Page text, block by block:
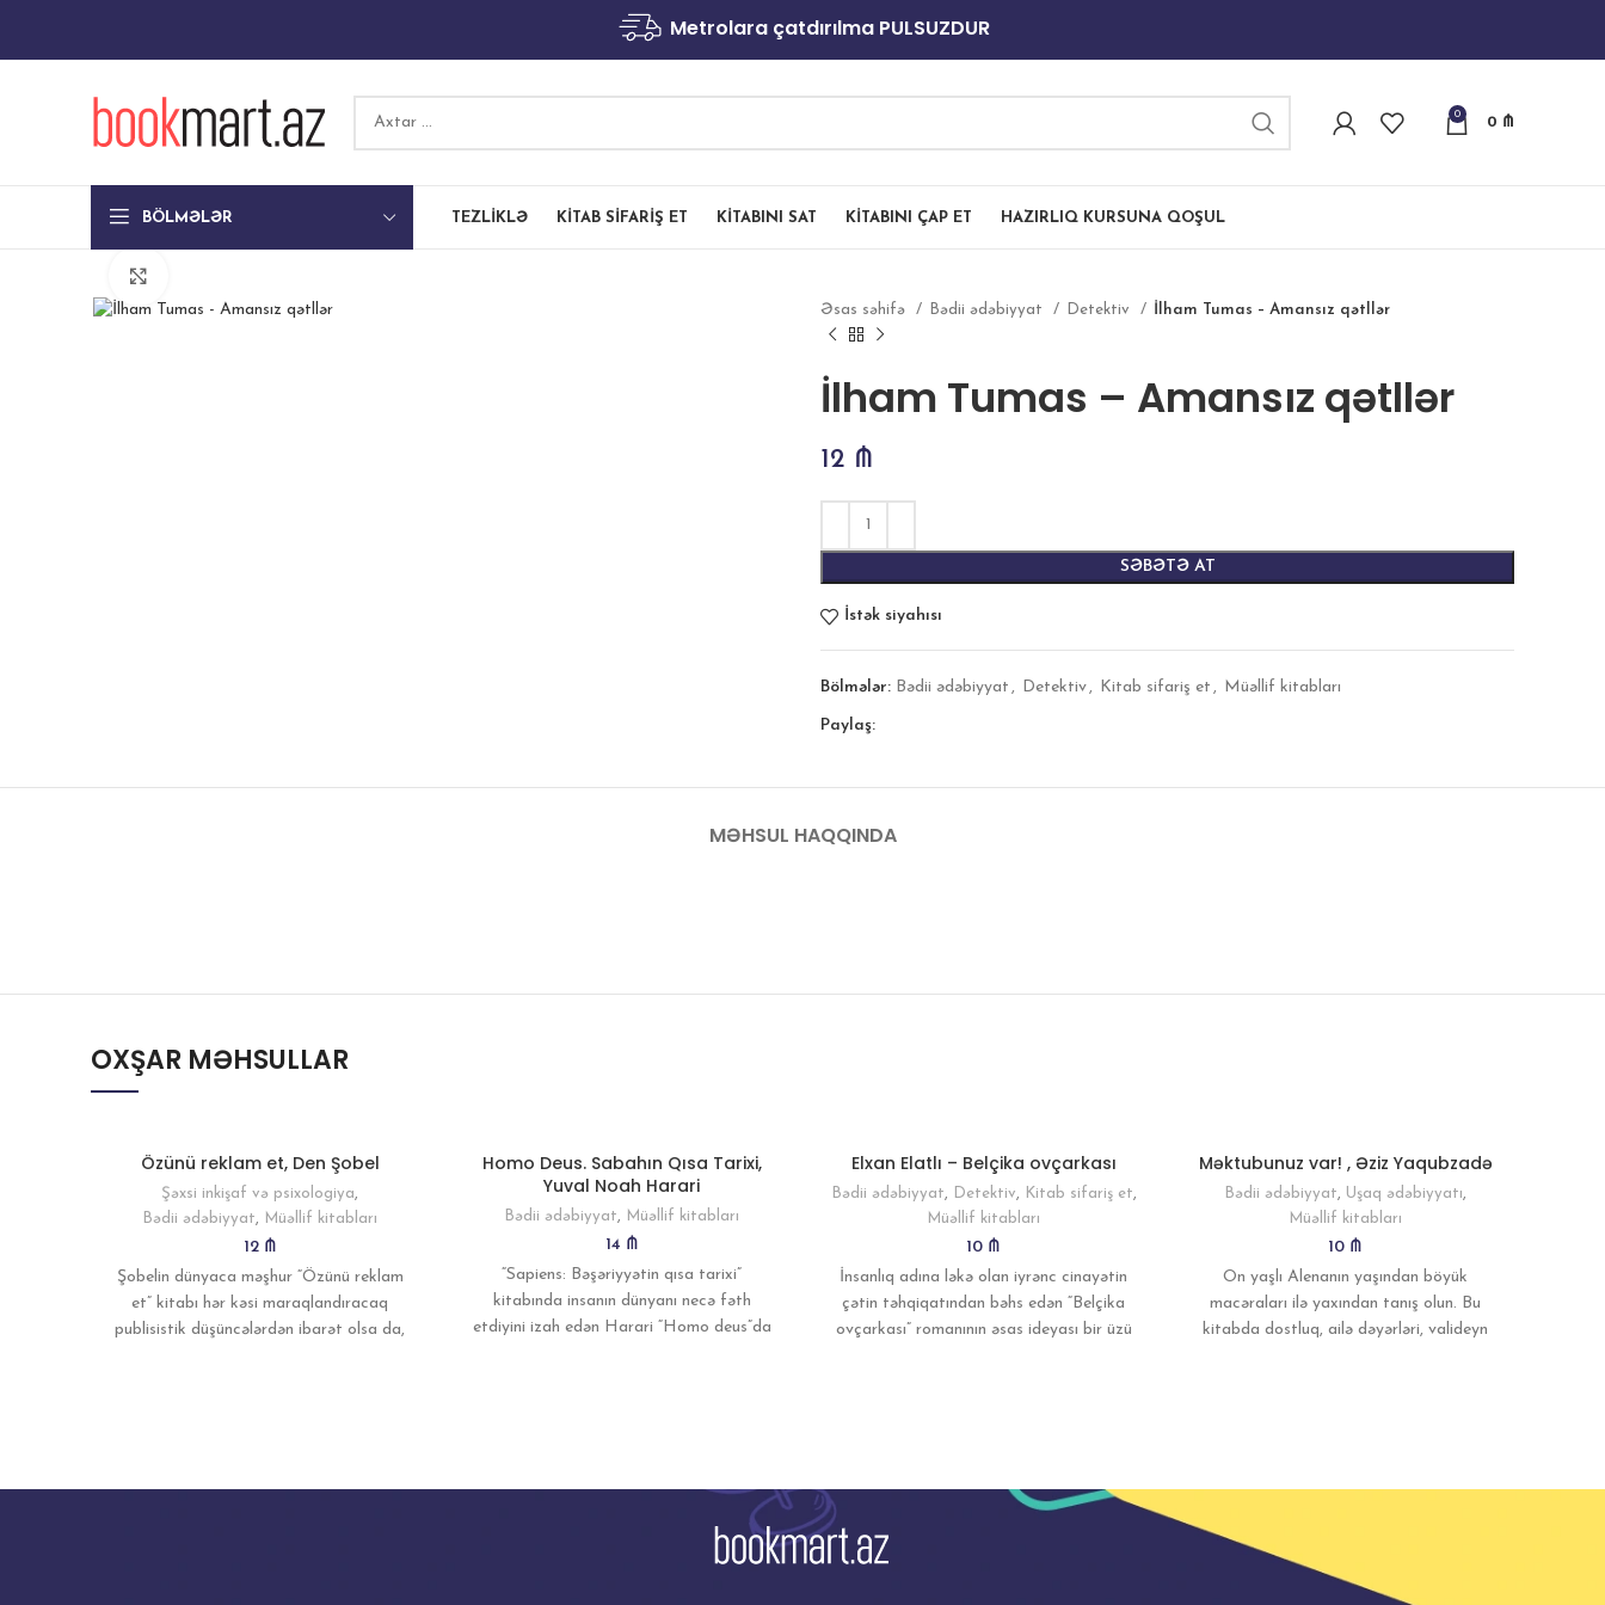
Metrolara çatdırılma PULSUZDUR
0
0 ₼
BÖLMƏLƏR TEZLIKLƏ KITAB SIFARIŞ ET KITABINI SAT KITABINI ÇAP ET HAZIRLIQ KURSUNA QOŞUL
Əsas səhifə Bədii ədəbiyyat Detektiv İlham Tumas – Amansız qətllər
İlham Tumas – Amansız qətllər
12 ₼
SƏBƏTƏ AT
İstək siyahısı
Bölmələr: Bədii ədəbiyyat , Detektiv , Kitab sifariş et , Müəllif kitabları
Paylaş:
MƏHSUL HAQQINDA
OXŞAR MƏHSULLAR
Özünü reklam et, Den Şobel
Şəxsi inkişaf və psixologiya
Bədii ədəbiyyat
Müəllif kitabları
12 ₼
Şobelin dünyaca məşhur “Özünü reklam
et” kitabı hər kəsi maraqlandıracaq
publisistik düşüncələrdən ibarət olsa da,
Homo Deus. Sabahın Qısa Tarixi,
Yuval Noah Harari
Bədii ədəbiyyat Müəllif kitabları
14 ₼
“Sapiens: Bəşəriyyətin qısa tarixi”
kitabında insanın dünyanı necə fəth
etdiyini izah edən Harari “Homo deus”da
Elxan Elatlı – Belçika ovçarkası
Bədii ədəbiyyat Detektiv Kitab sifariş et
Müəllif kitabları
10 ₼
İnsanlıq adına ləkə olan iyrənc cinayətin
çətin təhqiqatından bəhs edən “Belçika
ovçarkası” romanının əsas ideyası bir üzü
Məktubunuz var! , Əziz Yaqubzadə
Bədii ədəbiyyat Uşaq ədəbiyyatı
Müəllif kitabları
10 ₼
On yaşlı Alenanın yaşından böyük
macəraları ilə yaxından tanış olun. Bu
kitabda dostluq, ailə dəyərləri, valideyn